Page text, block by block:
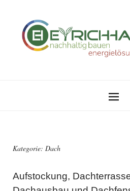
Kategorie: Dach
Aufstockung,